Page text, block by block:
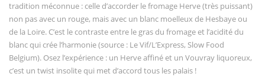
tradition méconnue : celle d’accorder le fromage Herve (très puissant)
non pas avec un rouge, mais avec un blanc moelleux de Hesbaye ou
de la Loire. C’est le contraste entre le gras du fromage et l’acidité du
blanc qui crée l’harmonie (source : Le Vif/L’Express, Slow Food
Belgium). Osez l’expérience : un Herve affiné et un Vouvray liquoreux,
c’est un twist insolite qui met d’accord tous les palais !